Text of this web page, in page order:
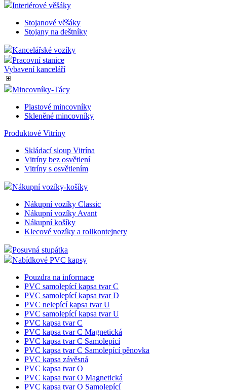
Interiérové věšáky
Stojanové věšáky
Stojany na deštníky
Kancelářské vozíky
Pracovní stanice
Vybavení kanceláří
Mincovníky-Tácy
Plastové mincovníky
Skleněné mincovníky
Produktové Vitríny
Skládací sloup Vitrína
Vitríny bez osvětlení
Vitríny s osvětlením
Nákupní vozíky-košíky
Nákupní vozíky Classic
Nákupní vozíky Avant
Nákupní košíky
Klecové vozíky a rollkontejnery
Posuvná stupátka
Nabídkové PVC kapsy
Pouzdra na informace
PVC samolepící kapsa tvar C
PVC samolepící kapsa tvar D
PVC nelepící kapsa tvar U
PVC samolepící kapsa tvar U
PVC kapsa tvar C
PVC kapsa tvar C Magnetická
PVC kapsa tvar C Samolepící
PVC kapsa tvar C Samolepící pěnovka
PVC kapsa závěsná
PVC kapsa tvar O
PVC kapsa tvar O Magnetická
PVC kapsa tvar O Samolepící